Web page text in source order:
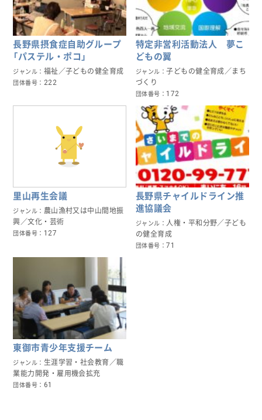
長野県摂食症自助グループ
「パステル・ポコ」
ジャンル 福祉／子どもの健全育成
団体番号 222
特定非営利活動法人 夢こ
どもの翼
ジャンル
子どもの健全育成／まち
づくり
団体番号 172
里山再生会議
ジャンル
農山漁村又は中山間地振
興／文化・芸術
団体番号 127
長野県チャイルドライン推
進協議会
ジャンル
人権・平和分野／子ども
の健全育成
団体番号 71
東御市青少年支援チーム
ジャンル
生涯学習・社会教育／職
業能力開発・雇用機会拡充
団体番号 61